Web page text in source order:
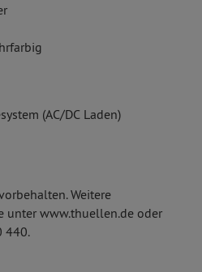
(AC/DC Laden)
Weitere
unter www.thuellen.de oder
440.